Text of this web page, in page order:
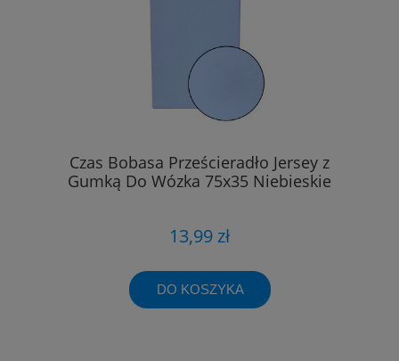
Czas Bobasa Prześcieradło Jersey z
Gumką Do Wózka 75x35 Niebieskie
13,99 zł
DO KOSZYKA